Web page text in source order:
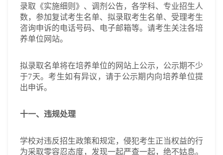
录取《实施细则》、调剂公告，各学科、专业招生人
数，参加复试考生名单、拟录取考生名单、受理考生
咨询申诉的电话号码、电子邮箱等。请考生关注各培
养单位网站。
拟录取名单将在培养单位的网站上公示，公示期不少
于7天。考生如有异议，请于公示期内向培养单位提
出申诉。
十一、违规处理
学校对违反招生政策和规定，侵犯考生正当权益的行
为采取零容忍态度，发现一起严查一起，绝不姑息。